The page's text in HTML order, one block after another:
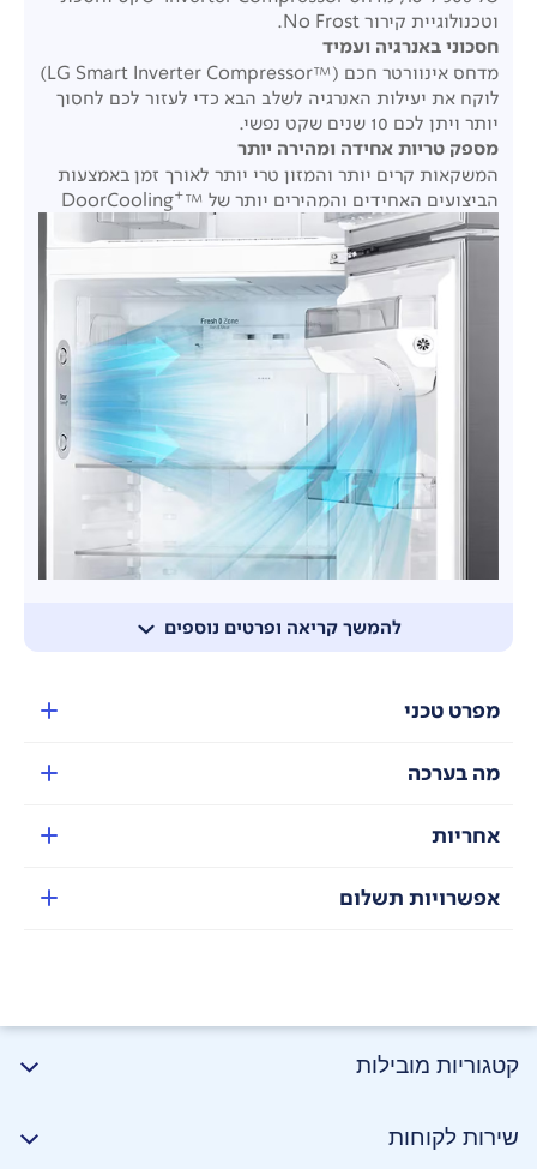
להמשך קריאה ופרטים נוספים
וטכנולוגיית קירור No Frost.
חסכוני באנרגיה ועמיד
מדחס אינוורטר חכם (™LG Smart Inverter Compressor)
לוקח את יעילות האנרגיה לשלב הבא כדי לעזור לכם לחסוך
יותר ויתן לכם 10 שנים שקט נפשי.
מספק טריות אחידה ומהירה יותר
המשקאות קרים יותר והמזון טרי יותר לאורך זמן באמצעות
הביצועים האחידים והמהירים יותר של ™+
DoorCooling
™+Hygiene Fresh
ריחות רעים ומסיר עד 99.99% מהחיידקים.
קירור אחיד ומהיר
אוויר קר מגיע לכל פינה במקרר בעזרת פתחי איוורור מרובים.
מפרט טכני
מה בערכה
אחריות
אפשרויות תשלום
קטגוריות מובילות
שירות לקוחות